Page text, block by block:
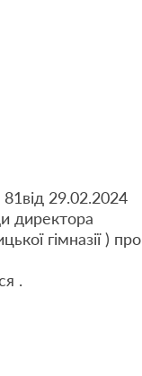
81від 29.02.2024
директора
гімназії ) про
.